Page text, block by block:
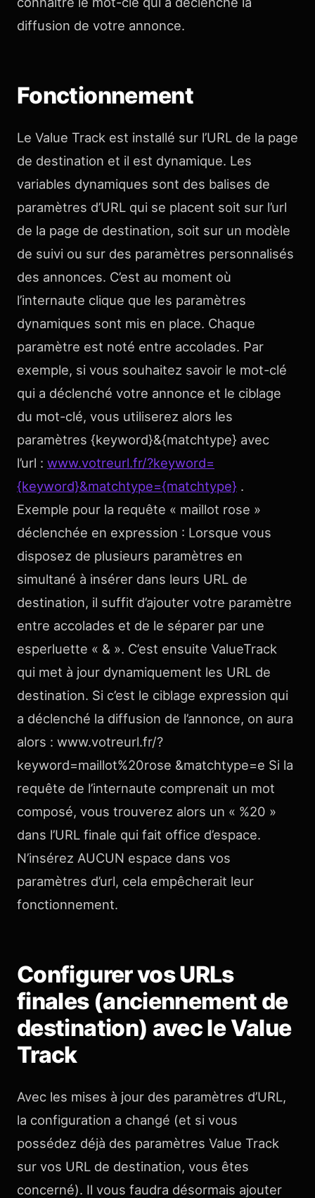
diffusion de votre annonce.
Fonctionnement
Le Value Track est installé sur l’URL de la page
de destination et il est dynamique. Les
variables dynamiques sont des balises de
paramètres d’URL qui se placent soit sur l’url
de la page de destination, soit sur un modèle
de suivi ou sur des paramètres personnalisés
des annonces. C’est au moment où
l’internaute clique que les paramètres
dynamiques sont mis en place. Chaque
paramètre est noté entre accolades. Par
exemple, si vous souhaitez savoir le mot-clé
qui a déclenché votre annonce et le ciblage
du mot-clé, vous utiliserez alors les
paramètres {keyword}&{matchtype} avec
l’url : www.votreurl.fr/?keyword=
{keyword}&matchtype={matchtype} .
Exemple pour la requête « maillot rose »
déclenchée en expression : Lorsque vous
disposez de plusieurs paramètres en
simultané à insérer dans leurs URL de
destination, il suffit d’ajouter votre paramètre
entre accolades et de le séparer par une
esperluette « & ». C’est ensuite ValueTrack
qui met à jour dynamiquement les URL de
destination. Si c’est le ciblage expression qui
a déclenché la diffusion de l’annonce, on aura
alors : www.votreurl.fr/?
keyword=maillot%20rose &matchtype=e Si la
requête de l’internaute comprenait un mot
composé, vous trouverez alors un « %20 »
dans l’URL finale qui fait office d’espace.
N’insérez AUCUN espace dans vos
paramètres d’url, cela empêcherait leur
fonctionnement.
Configurer vos URLs
finales (anciennement de
destination) avec le Value
Track
Avec les mises à jour des paramètres d’URL,
la configuration a changé (et si vous
possédez déjà des paramètres Value Track
sur vos URL de destination, vous êtes
concerné). Il vous faudra désormais ajouter